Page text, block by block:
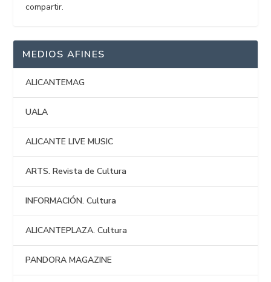
compartir.
MEDIOS AFINES
ALICANTEMAG
UALA
ALICANTE LIVE MUSIC
ARTS. Revista de Cultura
INFORMACIÓN. Cultura
ALICANTEPLAZA. Cultura
PANDORA MAGAZINE